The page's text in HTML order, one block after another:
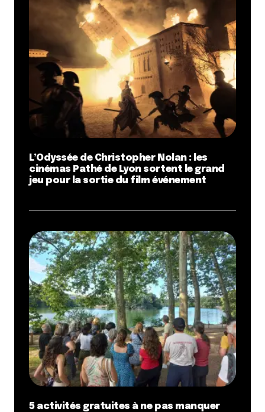
L’Odyssée de Christopher Nolan : les
cinémas Pathé de Lyon sortent le grand
jeu pour la sortie du film événement
5 activités gratuites à ne pas manquer